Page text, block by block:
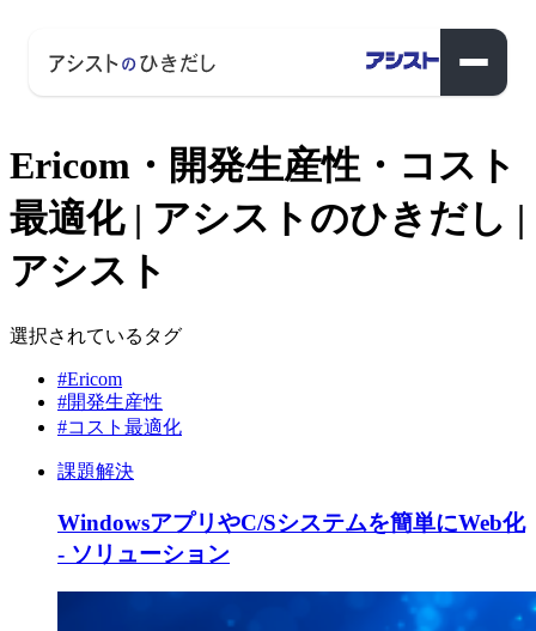
Ericom・開発生産性・コスト
最適化 | アシストのひきだし |
アシスト
選択されているタグ
#Ericom
#開発生産性
#コスト最適化
課題解決
WindowsアプリやC/Sシステムを簡単にWeb化
- ソリューション